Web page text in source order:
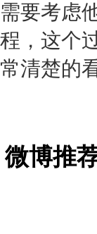
需要考虑
程，这个
常清楚的
微博推